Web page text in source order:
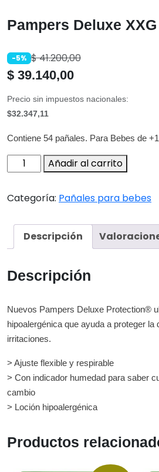
Pampers Deluxe
-5% $41.200,00
$ 39.140,00
Precio sin impuestos nacionales:
$32.347,11
Contiene 54 pañales. Para Bebes de
Pampers
Deluxe
x
cantidad
Añadir al carrito
Categoría: Pañales para bebes
Descripción
Descripción
Nuevos Pampers Deluxe Protection®
hipoalergénica que ayuda a proteger la
irritaciones.
> Ajuste flexible y respirable
> Con indicador humedad para saber
cambio
> Loción hipoalergénica
Productos